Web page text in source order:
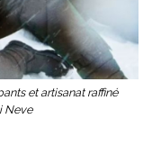
et artisanat raffiné
Neve